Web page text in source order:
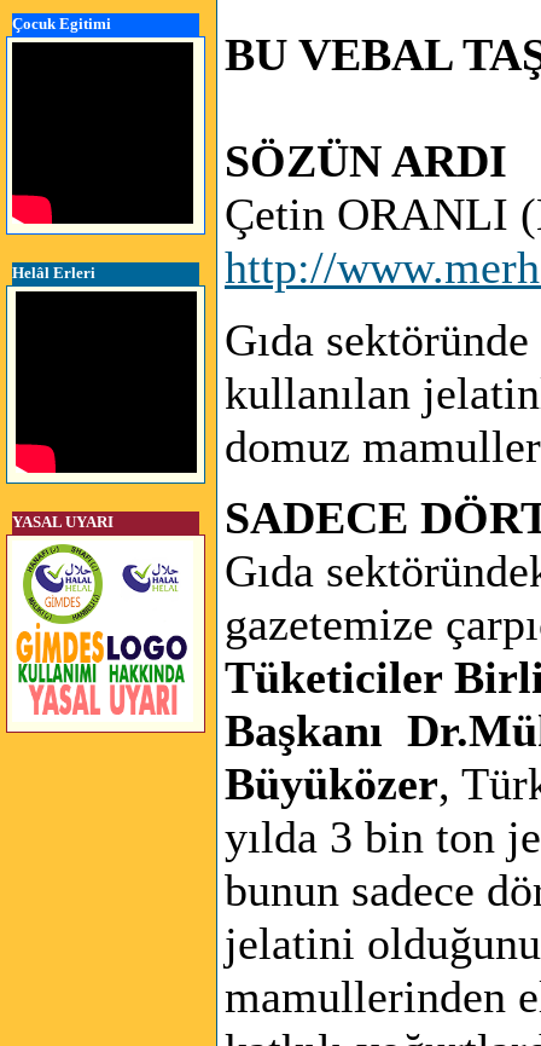
Çocuk Egitimi
Helâl Erleri
YASAL UYARI
BU VEBAL
SÖZÜN ARDI
Çetin ORANLI
http://
Gıda
kullanılan
domuz
SADECE
Gıda
gazetemize
Tüketiciler
Başkanı
Büyüközer,
yılda 3 bin ton
bunun sadece
jelatini
mamullerinden